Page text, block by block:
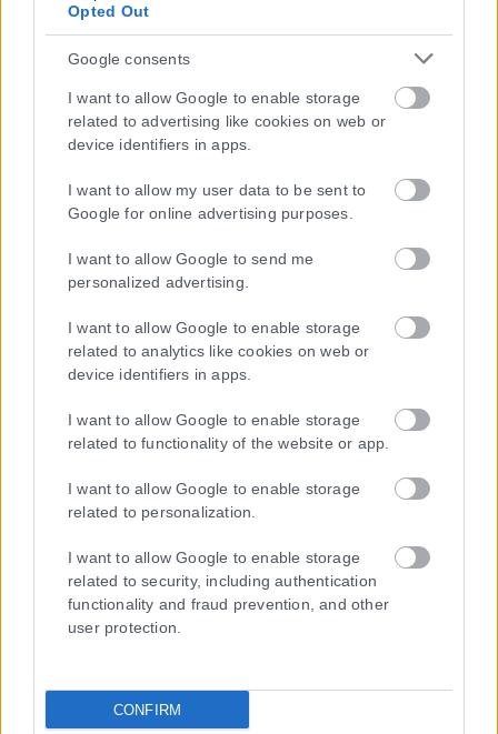
Opted Out
Google consents
I want to allow Google to enable storage
related to advertising like cookies on web or
device identifiers in apps.
I want to allow my user data to be sent to
Google for online advertising purposes.
I want to allow Google to send me
personalized advertising.
I want to allow Google to enable storage
related to analytics like cookies on web or
device identifiers in apps.
I want to allow Google to enable storage
related to functionality of the website or app.
I want to allow Google to enable storage
related to personalization.
I want to allow Google to enable storage
related to security, including authentication
functionality and fraud prevention, and other
user protection.
CONFIRM
Η εταιρεία με την επωνυμία “POLITICAL MEDIA GROUP A.E.” και κατ’
επέκταση η ιστοσελίδα που κατέχει αυτή “www.karfitsa.gr”